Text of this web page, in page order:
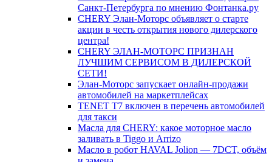
Санкт-Петербурга по мнению Фонтанка.ру
CHERY Элан-Моторс объявляет о старте
акции в честь открытия нового дилерского
центра!
CHERY ЭЛАН-МОТОРС ПРИЗНАН
ЛУЧШИМ СЕРВИСОМ В ДИЛЕРСКОЙ
СЕТИ!
Элан-Моторс запускает онлайн-продажи
автомобилей на маркетплейсах
TENET T7 включен в перечень автомобилей
для такси
Масла для CHERY: какое моторное масло
заливать в Tiggo и Arrizo
Масло в робот HAVAL Jolion — 7DCT, объём